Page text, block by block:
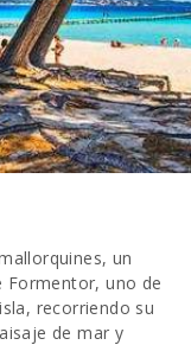
un
Formentor, uno de
recorriendo su
de mar y